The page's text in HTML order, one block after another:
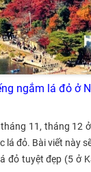
ngắm lá đỏ ở
11, tháng 12
lá đỏ. Bài viết này
đỏ tuyệt đẹp (5 ở